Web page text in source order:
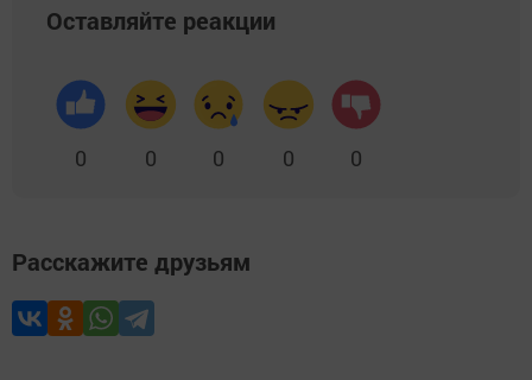
Оставляйте реакции
0 0 0 0 0
Расскажите друзьям